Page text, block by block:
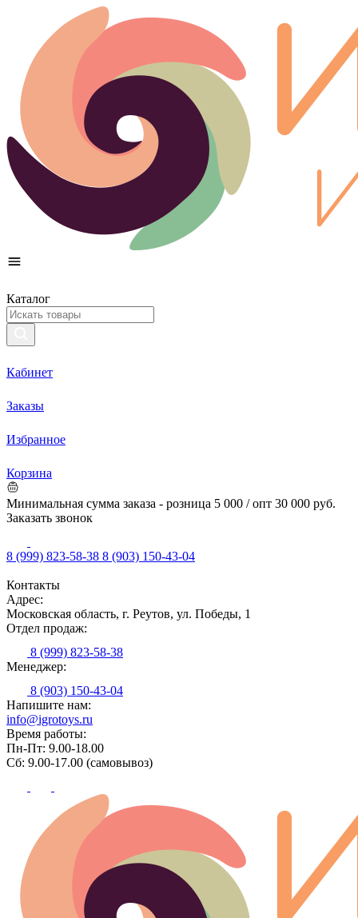
Каталог
Кабинет
Заказы
Избранное
Корзина
Минимальная сумма заказа - розница 5 000 / опт 30 000 руб.
Заказать звонок
8 (999) 823-58-38 8 (903) 150-43-04
Контакты
Адрес:
Московская область, г. Реутов, ул. Победы, 1
Отдел продаж:
8 (999) 823-58-38
Менеджер:
8 (903) 150-43-04
Напишите нам:
info@igrotoys.ru
Время работы:
Пн-Пт: 9.00-18.00
Сб: 9.00-17.00 (самовывоз)